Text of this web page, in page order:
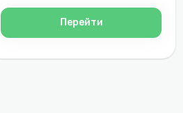
Перейти